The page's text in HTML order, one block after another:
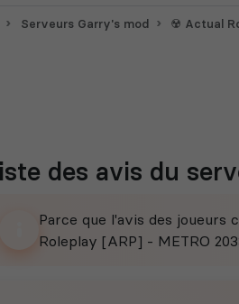
Serveurs Garry's mod ☢️ Actual
des avis du
Parce que l'avis des joueurs
Roleplay [ARP] - METRO